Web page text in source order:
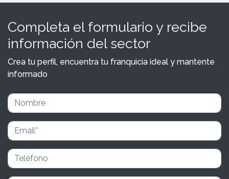
Completa el formulario y recibe
información del sector
Crea tu perfil, encuentra tu franquicia ideal y mantente
informado